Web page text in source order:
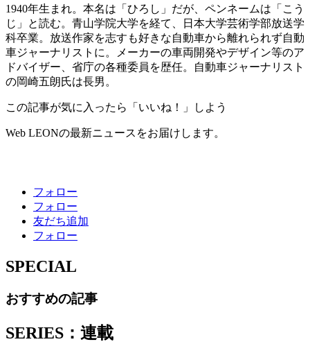
1940年生まれ。本名は「ひろし」だが、ペンネームは「こう
じ」と読む。青山学院大学を経て、日本大学芸術学部放送学
科卒業。放送作家を志すも好きな自動車から離れられず自動
車ジャーナリストに。メーカーの車両開発やデザイン等のア
ドバイザー、省庁の各種委員を歴任。自動車ジャーナリスト
の岡崎五朗氏は長男。
この記事が気に入ったら「いいね！」しよう
Web LEONの最新ニュースをお届けします。
フォロー
フォロー
友だち追加
フォロー
SPECIAL
おすすめの記事
SERIES：連載